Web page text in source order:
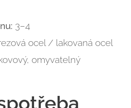
3–4
ocel / lakovaná ocel
omyvatelný